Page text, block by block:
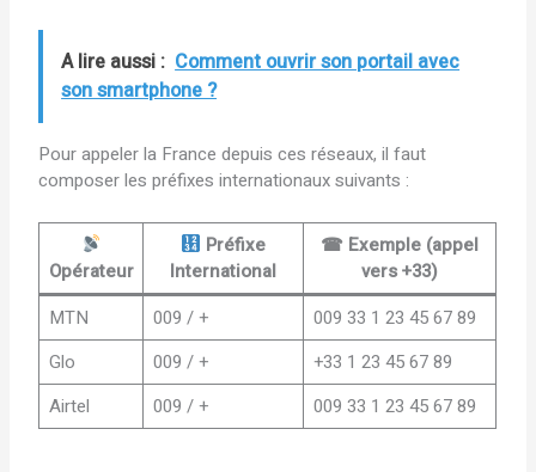
A lire aussi : Comment ouvrir son portail avec
son smartphone ?
Pour appeler la France depuis ces réseaux, il faut
composer les préfixes internationaux suivants :
Opérateur
Préfixe
International
☎ Exemple (appel
vers +33)
MTN
009 / +
009 33 1 23 45 67 89
Glo
009 / +
+33 1 23 45 67 89
Airtel
009 / + 009 33 1 23 45 67 89